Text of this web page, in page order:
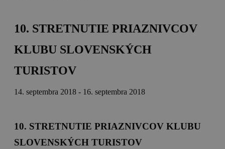
10. STRETNUTIE PRIAZNIVCOV
KLUBU SLOVENSKÝCH
TURISTOV
14. septembra 2018 - 16. septembra 2018
10. STRETNUTIE PRIAZNIVCOV KLUBU
SLOVENSKÝCH TURISTOV